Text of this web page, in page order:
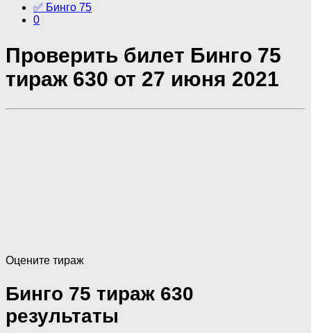
✅ Бинго 75
0
Проверить билет Бинго 75
тираж 630 от 27 июня 2021
Оцените тираж
Бинго 75 тираж 630
результаты